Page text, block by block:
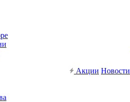
Акции Новости